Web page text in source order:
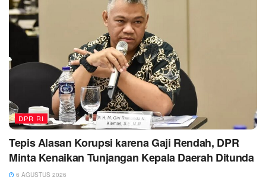
DPR RI
Tepis Alasan Korupsi karena Gaji Rendah, DPR
Minta Kenaikan Tunjangan Kepala Daerah Ditunda
6 AGUSTUS 2026